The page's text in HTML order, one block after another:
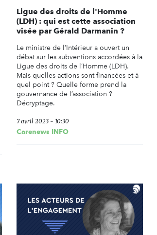
Ligue des droits de l'Homme
(LDH) : qui est cette association
visée par Gérald Darmanin ?
Le ministre de l’Intérieur a ouvert un
débat sur les subventions accordées à la
Ligue des droits de l’Homme (LDH).
Mais quelles actions sont financées et à
quel point ? Quelle forme prend la
gouvernance de l’association ?
Décryptage.
7 avril 2023 - 10:30
Carenews INFO